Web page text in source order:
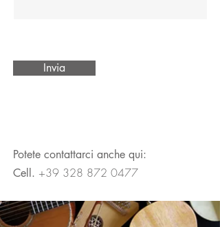
Invia
Potete contattarci anche qui:
Cell. +39 328 872 0477